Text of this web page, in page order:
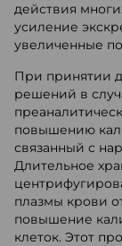
действия
усиление
увеличенные
При принятии
решений в
повышению
связанный с
Длительное
плазмы крови
повышение
клеток. Этот